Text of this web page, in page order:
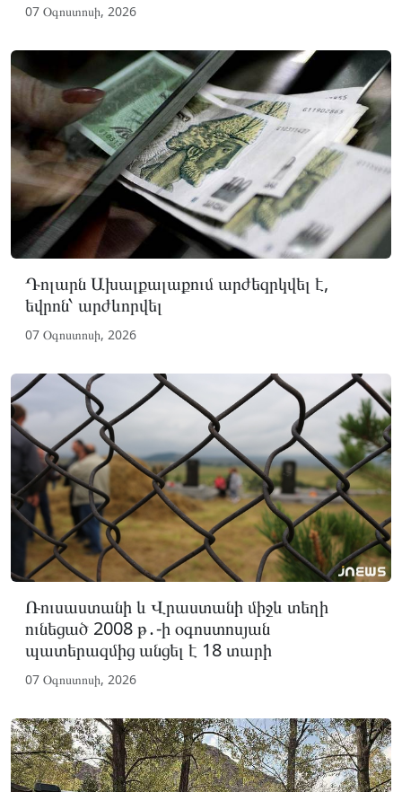
07 Օգոստոսի, 2026
Դոլարն Ախալքալաքում արժեզրկվել է,
եվրոն՝ արժևորվել
07 Օգոստոսի, 2026
Ռուսաստանի և Վրաստանի միջև տեղի
ունեցած 2008 թ․-ի օգոստոսյան
պատերազմից անցել է 18 տարի
07 Օգոստոսի, 2026